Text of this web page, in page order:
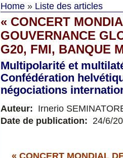
Home » Liste des articles
« CONCERT
GOUVERNANCE
G20, FMI, BANQUE
Multipolarité et
Confédération
négociations
Auteur: Irnerio
Date de publication: 24/6/